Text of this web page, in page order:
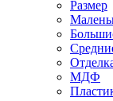
Размер
МДФ